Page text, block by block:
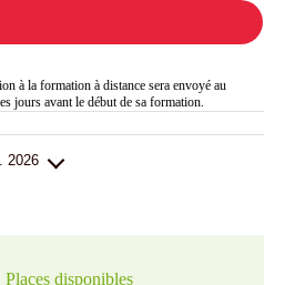
à la formation à distance sera envoyé au
jours avant le début de sa formation.
2026
Places disponibles